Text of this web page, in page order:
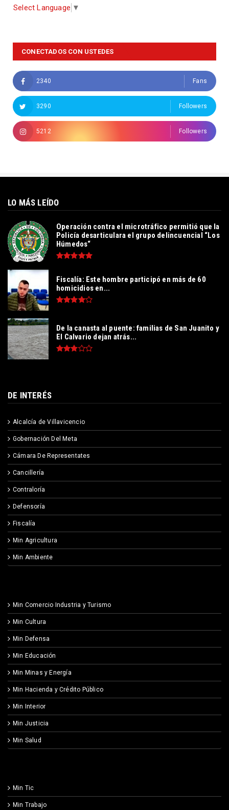
Select Language ▼
CONECTADOS CON USTEDES
2340 Fans
3290 Followers
5212 Followers
LO MÁS LEÍDO
Operación contra el microtráfico permitió que la
Policía desarticulara el grupo delincuencial “Los
Húmedos“
Fiscalía: Este hombre participó en más de 60
homicidios en...
De la canasta al puente: familias de San Juanito y
El Calvario dejan atrás...
DE INTERÉS
Alcalcía de Villavicencio
Gobernación Del Meta
Cámara De Representates
Cancillería
Contraloría
Defensoría
Fiscalía
Min Agricultura
Min Ambiente
Min Comercio Industria y Turismo
Min Cultura
Min Defensa
Min Educación
Min Minas y Energía
Min Hacienda y Crédito Público
Min Interior
Min Justicia
Min Salud
Min Tic
Min Trabajo